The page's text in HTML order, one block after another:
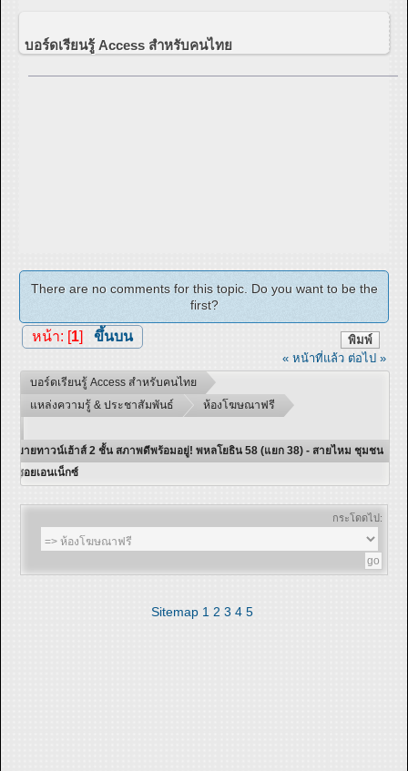
บอร์ดเรียนรู้ Access สำหรับคนไทย
There are no comments for this topic. Do you want to be the
first?
พิมพ์
หน้า: [ 1] ขึ้นบน
« หน้าที่แล้ว ต่อไป »
บอร์ดเรียนรู้ Access สำหรับคนไทย
แหล่งความรู้ & ประชาสัมพันธ์
ห้องโฆษณาฟรี
ขายทาวน์เฮ้าส์ 2 ชั้น สภาพดีพร้อมอยู่! พหลโยธิน 58 (แยก 38) - สายไหม ชุมชน
ซอยเอนเน็กซ์
กระโดดไป:
Sitemap 1 2 3 4 5